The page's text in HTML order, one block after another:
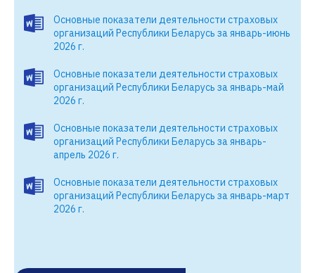
Основные показатели деятельности страховых
организаций Республики Беларусь за январь-июнь
2026 г.
Основные показатели деятельности страховых
организаций Республики Беларусь за январь-май
2026 г.
Основные показатели деятельности страховых
организаций Республики Беларусь за январь-
апрель 2026 г.
Основные показатели деятельности страховых
организаций Республики Беларусь за январь-март
2026 г.